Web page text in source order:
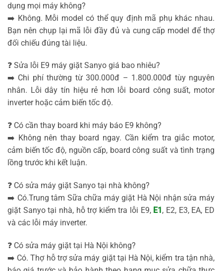
dụng mọi máy không?
➡️ Không. Mỗi model có thể quy định mã phụ khác nhau.
Bạn nên chụp lại mã lỗi đầy đủ và cung cấp model để thợ
đối chiếu đúng tài liệu.
❓ Sửa lỗi E9 máy giặt Sanyo giá bao nhiêu?
➡️ Chi phí thường từ 300.000đ – 1.800.000đ tùy nguyên
nhân. Lỗi dây tín hiệu rẻ hơn lỗi board công suất, motor
inverter hoặc cảm biến tốc độ.
❓ Có cần thay board khi máy báo E9 không?
➡️ Không nên thay board ngay. Cần kiểm tra giắc motor,
cảm biến tốc độ, nguồn cấp, board công suất và tình trạng
lồng trước khi kết luận.
❓ Có sửa máy giặt Sanyo tại nhà không?
➡️ Có.Trung tâm Sữa chữa máy giặt Hà Nội nhận sửa máy
giặt Sanyo tại nhà, hỗ trợ kiểm tra lỗi E9, E1, E2, E3, EA, ED
và các lỗi máy inverter.
❓ Có sửa máy giặt tại Hà Nội không?
➡️ Có. Thợ hỗ trợ sửa máy giặt tại Hà Nội, kiểm tra tận nhà,